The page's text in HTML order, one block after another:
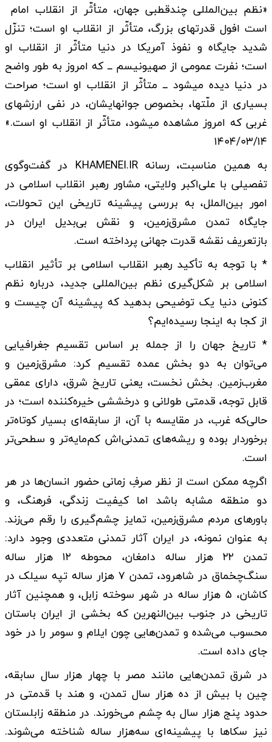
«نظم بین‌المللی چندقطبی جهان، متأثّر از انقلاب امام
است افول قدرتهای بزرگ، متأثّر از انقلاب او است؛ تنزّل
شدید جایگاه و نفوذ آمریکا در دنیا متأثّر از انقلاب او
است؛ نفرت عمومی از صهیونیسم ــ که امروز به طور واضح
در دنیا دیده میشود ــ متأثّر از انقلاب او است؛ صراحت
بسیاری از ملّتها، بخصوص جوانهایشان، در نفی ارزشهای
غربی که امروز مشاهده میشود، متأثّر از انقلاب او است.»
۱۴۰۴/۰۳/۱۴
به همین مناسبت، رسانه KHAMENEI.IR در گفت‌وگوی
تفصیلی با علی‌اکبر ولایتی، مشاور رهبر انقلاب اسلامی در
امور بین‌الملل، به بررسی پیشینه تاریخی این تحولات،
جایگاه تمدن مشرق‌زمین، و نقش بی‌بدیل ایران در
بازتعریف نقشه قدرت جهانی پرداخته است.
* با توجه به تأکید رهبر انقلاب اسلامی بر تأثیر انقلاب
اسلامی بر شکل‌گیری نظم بین‌المللی جدید، درباره نظم
کنونی دنیا یک توضیحی بدهید که پیشینه آن چیست و
از کجا به اینجا رسیده‌ایم؟
* تاریخ جهان را از جمله بر اساس تقسیم جغرافیایی
می‌توان به دو بخش عمده تقسیم کرد: مشرق‌زمین و
مغرب‌زمین. بخش نخست، یعنی تاریخ شرق، دارای عمقی
قابل توجه، قدمتی طولانی و درخششی خیره‌کننده است؛ در
حالی‌که غرب، در مقایسه با آن، از سابقه‌ای بسیار کوتاه‌تر
برخوردار بوده و ریشه‌های تمدنی‌اش کم‌مایه‌تر و سطحی‌تر
است.
اگرچه ممکن است از نظر صرفِ زمانی حضور انسان‌ها در هر
دو منطقه مشابه باشد اما کیفیت زندگی، فرهنگ، و
باورهای مردم مشرق‌زمین، تمایز چشم‌گیری را رقم می‌زند.
به عنوان نمونه، در ایران آثار تمدنی متعددی وجود دارد:
تمدن ۲۲ هزار ساله دامغان، محوطه ۱۲ هزار ساله
سنگ‌چخماق در شاهرود، تمدن ۷ هزار ساله تپه سیلک در
کاشان، ۵ هزار ساله در شهر سوخته زابل، و همچنین آثار
تاریخی در جنوب بین‌النهرین که بخشی از ایران باستان
محسوب می‌شده و تمدن‌هایی چون ایلام و سومر را در خود
جای داده است.
در شرق تمدن‌هایی مانند مصر با چهار هزار سال سابقه،
چین با بیش از ده هزار سال تمدن، و هند با قدمتی در
حدود پنج هزار سال به چشم می‌خورند. در منطقه زابلستان
نیز سکاها با پیشینه‌ای سه‌هزار ساله شناخته می‌شوند.